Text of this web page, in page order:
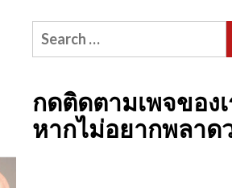
Search
for:
กดติดตามเพจของ
หากไม่อยากพลาด